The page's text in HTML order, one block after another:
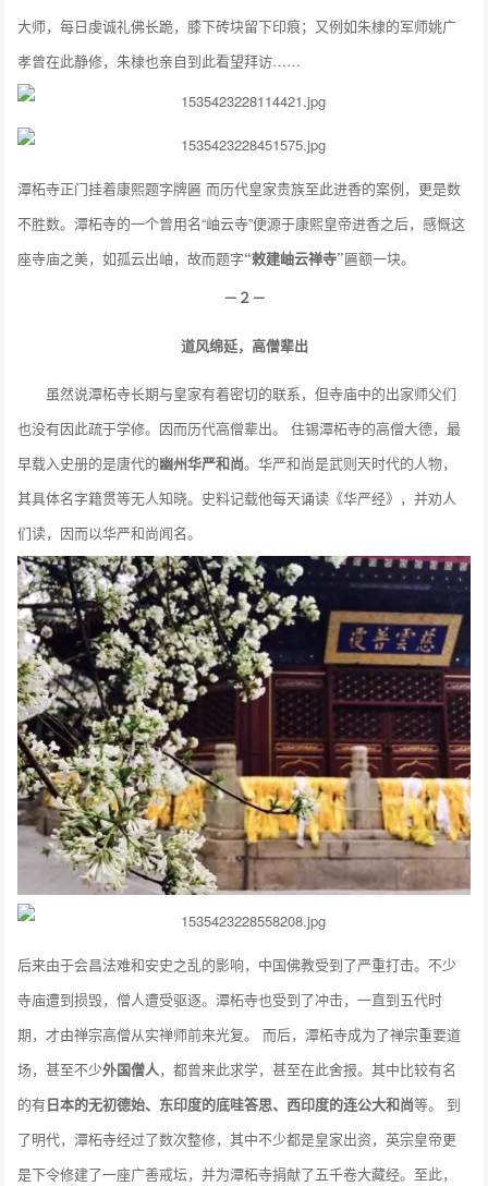
大师，每日虔诚礼佛长跪，膝下砖块留下印痕；又例如朱棣的军师姚广
孝曾在此静修，朱棣也亲自到此看望拜访……
潭柘寺正门挂着康熙题字牌匾 而历代皇家贵族至此进香的案例，更是数
不胜数。潭柘寺的一个曾用名“岫云寺”便源于康熙皇帝进香之后，感慨这
座寺庙之美，如孤云出岫，故而题字“敕建岫云禅寺”匾额一块。
－２－
道风绵延，高僧辈出
虽然说潭柘寺长期与皇家有着密切的联系，但寺庙中的出家师父们
也没有因此疏于学修。因而历代高僧辈出。 住锡潭柘寺的高僧大德，最
早载入史册的是唐代的幽州华严和尚。华严和尚是武则天时代的人物，
其具体名字籍贯等无人知晓。史料记载他每天诵读《华严经》，并劝人
们读，因而以华严和尚闻名。
后来由于会昌法难和安史之乱的影响，中国佛教受到了严重打击。不少
寺庙遭到损毁，僧人遭受驱逐。潭柘寺也受到了冲击，一直到五代时
期，才由禅宗高僧从实禅师前来光复。 而后，潭柘寺成为了禅宗重要道
场，甚至不少外国僧人，都曾来此求学，甚至在此舍报。其中比较有名
的有日本的无初德始、东印度的底哇答思、西印度的连公大和尚等。 到
了明代，潭柘寺经过了数次整修，其中不少都是皇家出资，英宗皇帝更
是下令修建了一座广善戒坛，并为潭柘寺捐献了五千卷大藏经。至此，